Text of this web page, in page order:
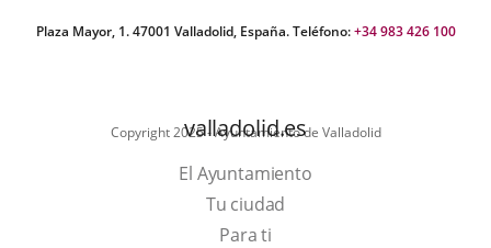
Plaza Mayor, 1. 47001 Valladolid, España. Teléfono:+34 983 426 100
Copyright 2025 - Ayuntamiento de Valladolid
valladolid.es
El Ayuntamiento
Tu ciudad
Para ti